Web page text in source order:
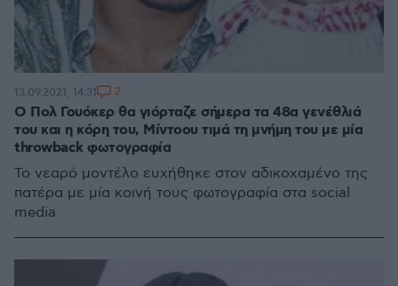
O Πολ Γουόκερ θα γιόρταζε σήμερα τα 48α γενέθλιά
του και η κόρη του, Μίντοου τιμά τη μνήμη του με μία
throwback φωτογραφία
Το νεαρό μοντέλο ευχήθηκε στον αδικοχαμένο της
πατέρα με μία κοινή τους φωτογραφία στα social
media
13.09.2021, 14:31 2